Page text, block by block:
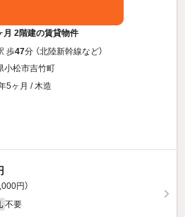
月 2階建の賃貸物件
歩47分 （北陸新幹線など）
小松市吉竹町
5ヶ月 / 木造
円）
不要